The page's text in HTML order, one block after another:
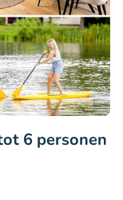
6 personen